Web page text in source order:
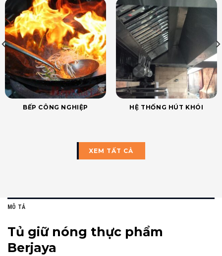
BẾP CÔNG NGHIỆP HỆ THỐNG HÚT KHÓI
XEM TẤT CẢ
MÔ TẢ
Tủ giữ nóng thực phẩm
Berjaya